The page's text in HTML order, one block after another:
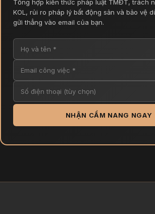
Tổng hợp kiến thức pháp luật TMĐT, trách
KOL, rủi ro pháp lý bất động sản và bảo vệ
gửi thẳng vào email của bạn.
NHẬN CẨM NANG NGAY